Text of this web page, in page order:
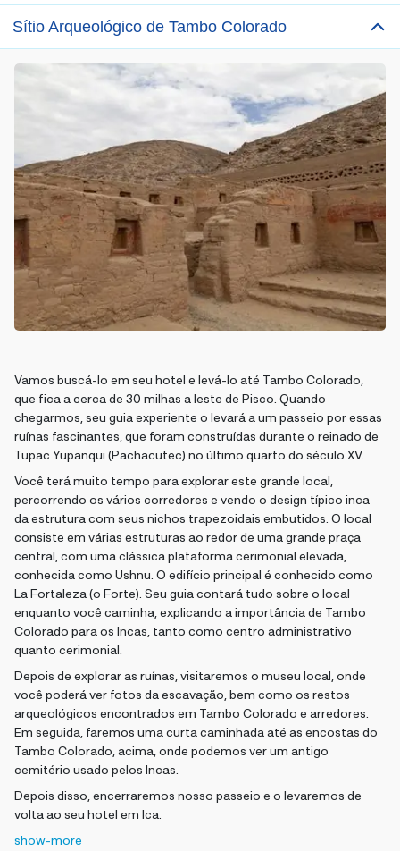
Sítio Arqueológico de Tambo Colorado
Vamos buscá-lo em seu hotel e levá-lo até Tambo Colorado,
que fica a cerca de 30 milhas a leste de Pisco. Quando
chegarmos, seu guia experiente o levará a um passeio por essas
ruínas fascinantes, que foram construídas durante o reinado de
Tupac Yupanqui (Pachacutec) no último quarto do século XV.
Você terá muito tempo para explorar este grande local,
percorrendo os vários corredores e vendo o design típico inca
da estrutura com seus nichos trapezoidais embutidos. O local
consiste em várias estruturas ao redor de uma grande praça
central, com uma clássica plataforma cerimonial elevada,
conhecida como Ushnu. O edifício principal é conhecido como
La Fortaleza (o Forte). Seu guia contará tudo sobre o local
enquanto você caminha, explicando a importância de Tambo
Colorado para os Incas, tanto como centro administrativo
quanto cerimonial.
Depois de explorar as ruínas, visitaremos o museu local, onde
você poderá ver fotos da escavação, bem como os restos
arqueológicos encontrados em Tambo Colorado e arredores.
Em seguida, faremos uma curta caminhada até as encostas do
Tambo Colorado, acima, onde podemos ver um antigo
cemitério usado pelos Incas.
Depois disso, encerraremos nosso passeio e o levaremos de
volta ao seu hotel em Ica.
show-more